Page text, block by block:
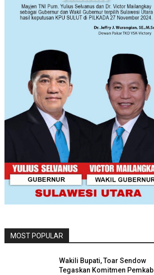
MOST POPULAR
Wakili Bupati, Toar Sendow
Tegaskan Komitmen Pemkab